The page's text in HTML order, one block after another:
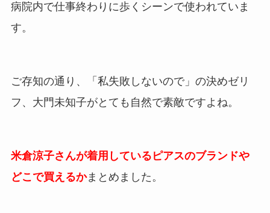
病院内で仕事終わりに歩くシーンで使われていま
す。
ご存知の通り、「私失敗しないので」の決めゼリ
フ、大門未知子がとても自然で素敵ですよね。
米倉涼子さんが着用しているピアスのブランドや
どこで買えるかまとめました。